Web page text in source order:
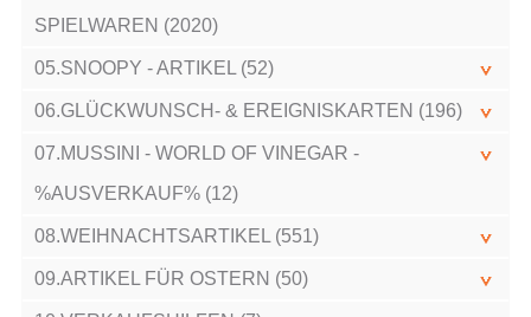
SPIELWAREN (2020)
05.SNOOPY - ARTIKEL (52)
06.GLÜCKWUNSCH- & EREIGNISKARTEN (196)
07.MUSSINI - WORLD OF VINEGAR -
%AUSVERKAUF% (12)
08.WEIHNACHTSARTIKEL (551)
09.ARTIKEL FÜR OSTERN (50)